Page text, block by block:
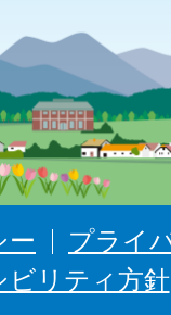
ー
プライ
ビリティ方針